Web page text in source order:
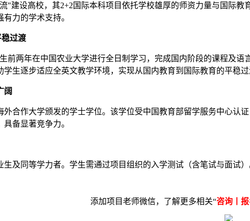
"建设高校，其2+2国际本科项目依托学校雄厚的师资力量与国际
力的学术支持。
过渡
前两年在中国农业大学进行全日制学习，完成国内阶段的课程及
生逐步适应全英文教学环境，实现从国内教育到国际教育的平稳过
阔
外合作大学颁发的学士学位。该学位受中国教育部留学服务中心认
备显著竞争力。
生及同等学力者。学生需通过项目组织的入学测试（含笔试与面试
添加项目老师微信，了解更多相关“咨询丨